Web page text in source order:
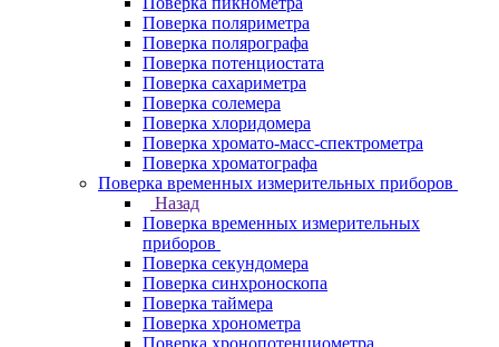
Поверка поляриметра
Поверка полярографа
Поверка потенциостата
Поверка сахариметра
Поверка солемера
Поверка хлоридомера
Поверка хромато-масс-спектрометра
Поверка хроматографа
Поверка временных измерительных приборов
Назад
Поверка временных измерительных
приборов
Поверка секундомера
Поверка синхроноскопа
Поверка таймера
Поверка хронометра
Поверка хронопотенциометра